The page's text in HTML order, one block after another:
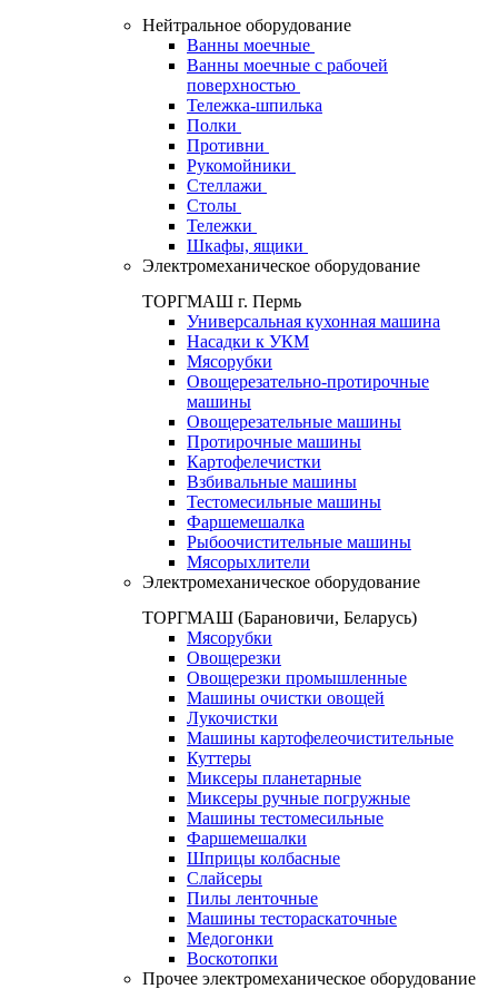
Нейтральное оборудование
Ванны моечные
Ванны моечные с рабочей
поверхностью
Тележка-шпилька
Полки
Противни
Рукомойники
Стеллажи
Столы
Тележки
Шкафы, ящики
Электромеханическое оборудование
ТОРГМАШ г. Пермь
Универсальная кухонная машина
Насадки к УКМ
Мясорубки
Овощерезательно-протирочные
машины
Овощерезательные машины
Протирочные машины
Картофелечистки
Взбивальные машины
Тестомесильные машины
Фаршемешалка
Рыбоочистительные машины
Мясорыхлители
Электромеханическое оборудование
ТОРГМАШ (Барановичи, Беларусь)
Мясорубки
Овощерезки
Овощерезки промышленные
Машины очистки овощей
Лукочистки
Машины картофелеочистительные
Куттеры
Миксеры планетарные
Миксеры ручные погружные
Машины тестомесильные
Фаршемешалки
Шприцы колбасные
Слайсеры
Пилы ленточные
Машины тестораскаточные
Медогонки
Воскотопки
Прочее электромеханическое оборудование